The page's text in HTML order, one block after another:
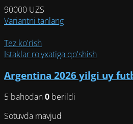
90000 UZS
Variantni tanlangЭтот
несколько
Опции
выбрать
Tez ko'rish
Istaklar ro'yxatiga qo'shish
Argentina 2026 yilgi uy
5 bahodan0 berildi
Sotuvda mavjud